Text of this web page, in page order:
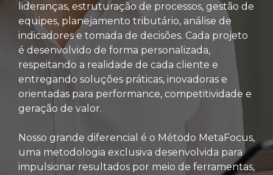
lideranças, estruturação de processos, gestão de
equipes, planejamento tributário, análise de
indicadores e tomada de decisões. Cada projeto
é desenvolvido de forma personalizada,
respeitando a realidade de cada cliente e
entregando soluções práticas, inovadoras e
orientadas para performance, competitividade e
geração de valor.
Nosso grande diferencial é o Método MetaFocus,
uma metodologia exclusiva desenvolvida para
impulsionar resultados por meio de ferramentas,